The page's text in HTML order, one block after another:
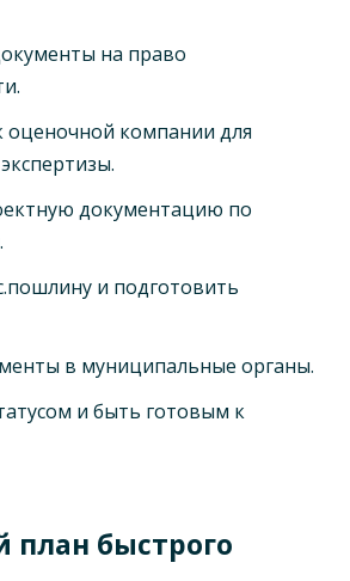
на право
оценочной компании для
документацию по
и подготовить
в муниципальные органы.
и быть готовым к
быстрого